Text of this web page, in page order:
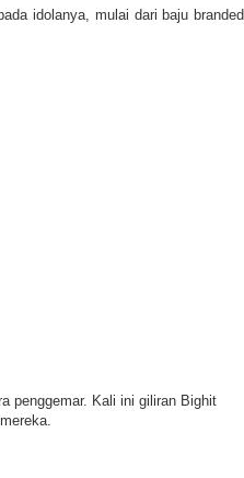
idolanya, mulai dari baju branded
penggemar. Kali ini giliran Bighit